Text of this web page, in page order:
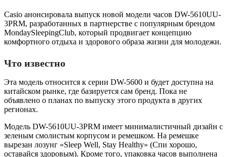
Casio анонсировала выпуск новой модели часов DW-5610UU-
3PRM, разработанных в партнерстве с популярным брендом
MondaySleepingClub, который продвигает концепцию
комфортного отдыха и здорового образа жизни для молодежи.
Что известно
Эта модель относится к серии DW-5600 и будет доступна на
китайском рынке, где базируется сам бренд. Пока не
объявлено о планах по выпуску этого продукта в других
регионах.
Модель DW-5610UU-3PRM имеет минималистичный дизайн с
зеленым смолистым корпусом и ремешком. На ремешке
вырезан лозунг «Sleep Well, Stay Healthy» (Спи хорошо,
оставайся здоровым). Кроме того, упаковка часов выполнена